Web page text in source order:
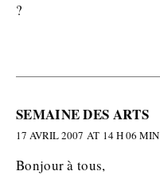
?
SEMAINE DES ARTS
17 AVRIL 2007 AT 14 H 06 MIN
Bonjour à tous,